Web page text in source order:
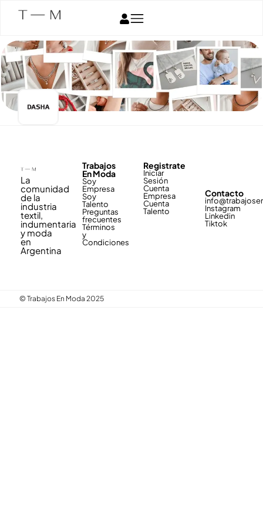
La
comunidad
de la
industria
textil,
indumentaria
y moda
en
Argentina
Trabajos
En Moda
Soy
Empresa
Soy
Talento
Preguntas
frecuentes
Términos
y
Condiciones
Registrate
Iniciar
Sesión
Cuenta
Empresa
Cuenta
Talento
Contacto
Instagram
Linkedin
Tiktok
© Trabajos En Moda 2025